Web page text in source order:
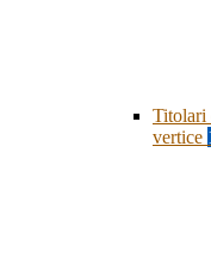
Titolari
vertice